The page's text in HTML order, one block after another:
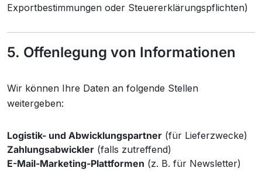
Exportbestimmungen oder Steuererklärungspflichten)
5. Offenlegung von Informationen
Wir können Ihre Daten an folgende Stellen
weitergeben:
Logistik- und Abwicklungspartner (für Lieferzwecke)
Zahlungsabwickler (falls zutreffend)
E-Mail-Marketing-Plattformen (z. B. für Newsletter)